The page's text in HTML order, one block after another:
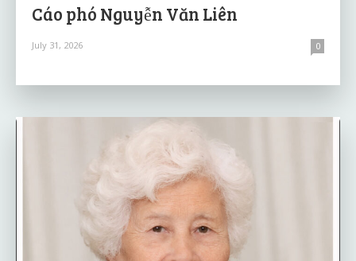
Cáo phó Nguyễn Văn Liên
July 31, 2026 0